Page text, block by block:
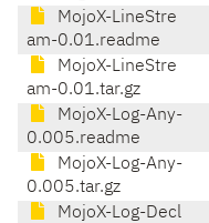
MojoX-LineStre
am-0.01.readme
MojoX-LineStre
am-0.01.tar.gz
MojoX-Log-Any-
0.005.readme
MojoX-Log-Any-
0.005.tar.gz
MojoX-Log-Decl